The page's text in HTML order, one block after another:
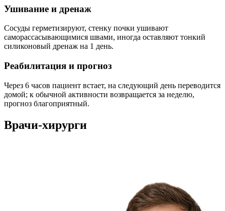
Ушивание и дренаж
Сосуды герметизируют, стенку почки ушивают
саморассасывающимися швами, иногда оставляют тонкий
силиконовый дренаж на 1 день.
Реабилитация и прогноз
Через 6 часов пациент встает, на следующий день переводится
домой; к обычной активности возвращается за неделю,
прогноз благоприятный.
Врачи-хирурги